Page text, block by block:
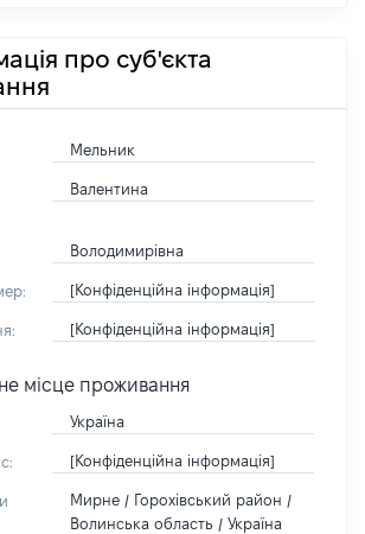
про суб'єкта
Мельник
Валентина
Володимирівна
[Конфіденційна інформація]
[Конфіденційна інформація]
місце проживання
Україна
[Конфіденційна інформація]
Мирне / Горохівський район /
Волинська область / Україна